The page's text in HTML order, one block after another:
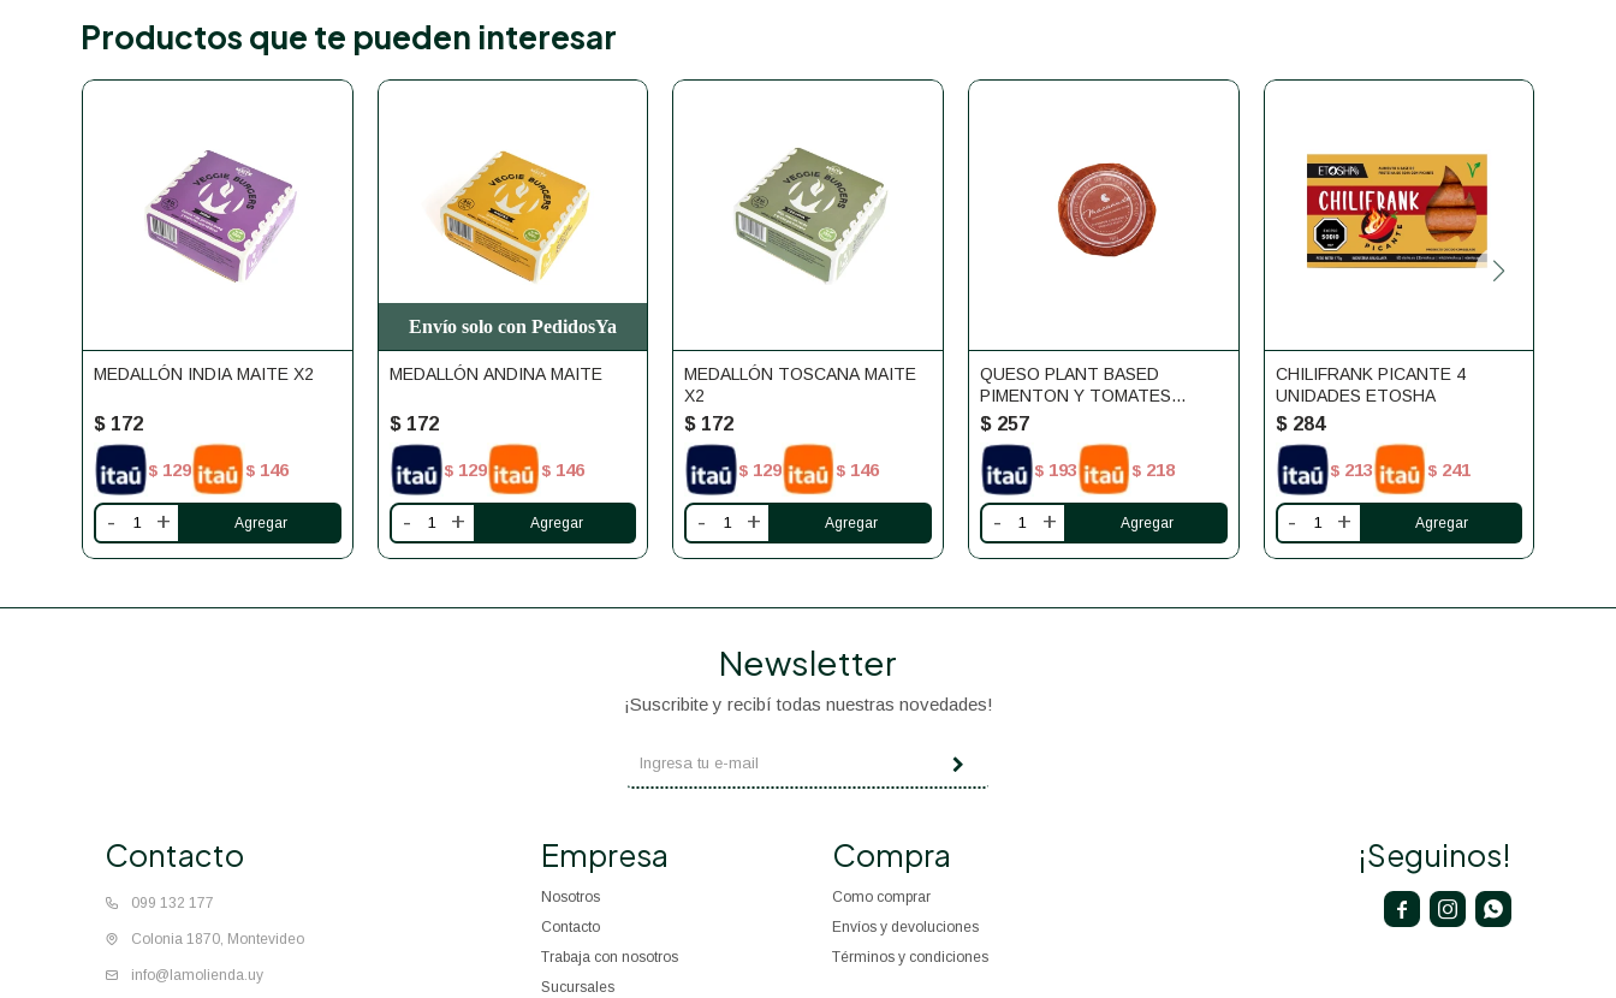
Productos que te pueden interesar
MEDALLÓN INDIA MAITE X2
$ 172
$ 129 $ 146
- +
MEDALLÓN ANDINA MAITE
$ 172
$ 129 $ 146
Envío solo con PedidosYa
- +
MEDALLÓN TOSCANA MAITE
X2
$ 172
$ 129 $ 146
- +
QUESO PLANT BASED
PIMENTON Y TOMATES
MACANUDO 100G
$ 257
$ 193 $ 218
- +
CHILIFRANK PICANTE 4
UNIDADES ETOSHA
$ 284
$ 213 $ 241
- +
Contacto
099 132 177
Colonia 1870, Montevideo
info@lamolienda.uy
Empresa
Nosotros
Contacto
Trabaja con nosotros
Sucursales
Compra
Como comprar
Envíos y devoluciones
Términos y condiciones
Newsletter
¡Suscribite y recibí todas nuestras novedades!
¡Seguinos!
  